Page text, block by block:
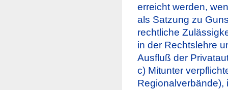
erreicht werden,
als Satzung zu
rechtliche
in der Rechtslehre
Ausfluß der
c) Mitunter
Regionalverbände),